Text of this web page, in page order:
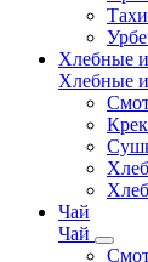
Хлебные
Хлебные
Чай
Чай